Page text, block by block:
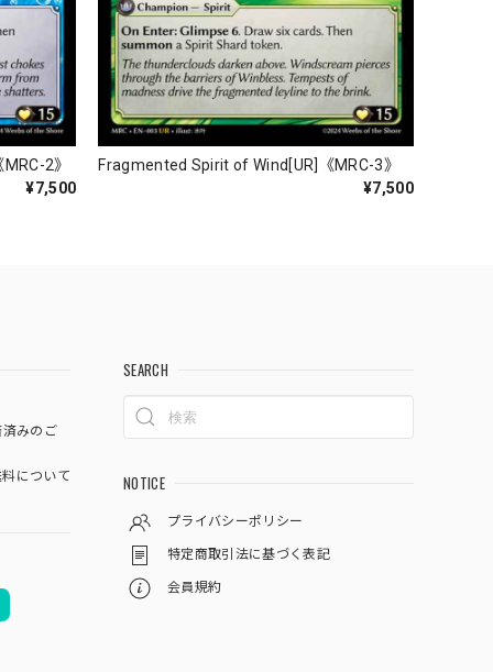
2》
¥7,500
Fragmented Spirit of Wind[UR]《MRC-3》
¥7,500
みのご
について
SEARCH
NOTICE
プライバシーポリシー
特定商取引法に基づく表記
会員規約